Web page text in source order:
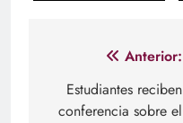
Navegación
de
Anterior:
Estudiantes reciben
conferencia sobre el